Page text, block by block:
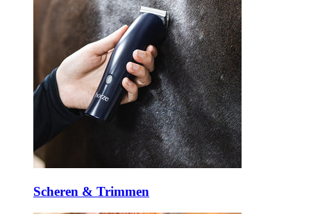
Scheren & Trimmen